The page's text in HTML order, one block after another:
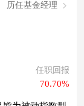
历任基金经理
任职回报
70.70%